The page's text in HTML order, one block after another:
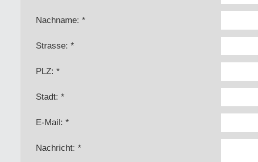
Nachname: *
Strasse: *
PLZ: *
Stadt: *
E-Mail: *
Nachricht: *